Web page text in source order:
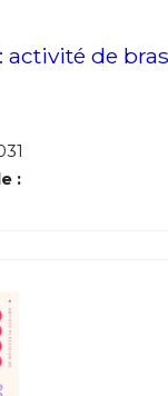
de
: